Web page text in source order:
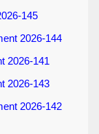
145
2026-144
2026-141
2026-143
2026-142